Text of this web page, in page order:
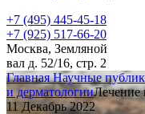
+7 (495) 445-45-18
+7 (925) 517-66-20
Москва, Земляной
вал д. 52/16, стр. 2
ГлавнаяНаучные
и дерматологииЛечение
11 Декабрь 2022